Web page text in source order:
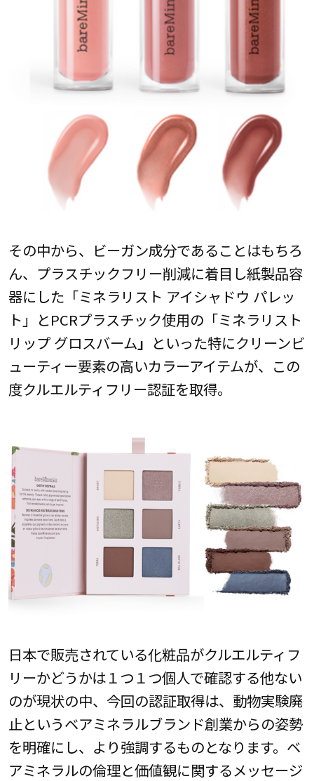
その中から、ビーガン成分であることはもちろ
ん、プラスチックフリー削減に着目し紙製品容
器にした「ミネラリスト アイシャドウ パレッ
ト」とPCRプラスチック使用の「ミネラリスト
リップ グロスバーム」 といった特にクリーンビ
ューティー要素の高いカラーアイテムが、この
度クルエルティフリー認証を取得。
日本で販売されている化粧品がクルエルティフ
リーかどうかは１つ１つ個人で確認する他ない
のが現状の中、今回の認証取得は、動物実験廃
止というベアミネラルブランド創業からの姿勢
を明確にし、より強調するものとなります。ベ
アミネラルの倫理と価値観に関するメッセージ